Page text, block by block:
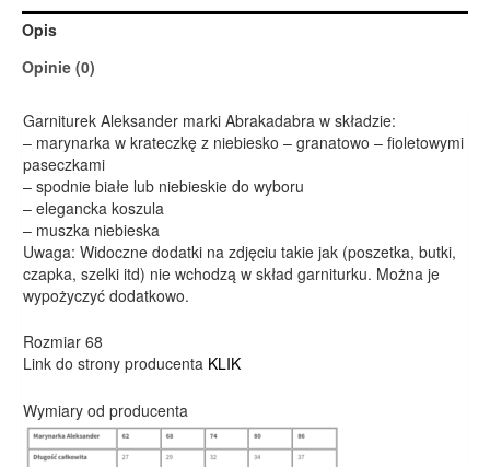
Opis
Opinie (0)
Garniturek Aleksander marki Abrakadabra w składzie:
– marynarka w krateczkę z niebiesko – granatowo – fioletowymi
paseczkami
– spodnie białe lub niebieskie do wyboru
– elegancka koszula
– muszka niebieska
Uwaga: Widoczne dodatki na zdjęciu takie jak (poszetka, butki,
czapka, szelki itd) nie wchodzą w skład garniturku. Można je
wypożyczyć dodatkowo.
Rozmiar 68
Link do strony producenta KLIK
Wymiary od producenta